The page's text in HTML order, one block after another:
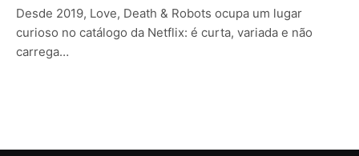
Desde 2019, Love, Death & Robots ocupa um lugar
curioso no catálogo da Netflix: é curta, variada e não
carrega…